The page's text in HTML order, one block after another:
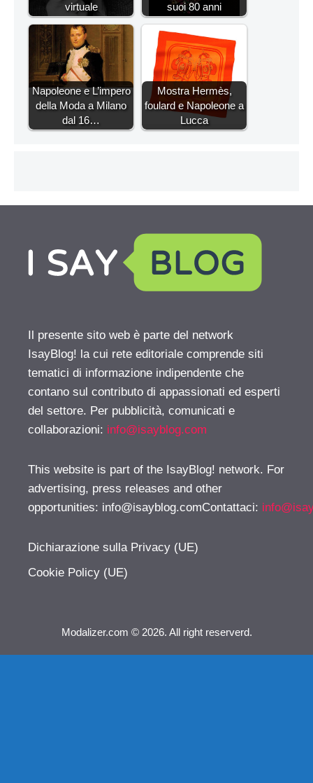
virtuale
suoi 80 anni
Napoleone e L’impero
della Moda a Milano
dal 16…
Mostra Hermès,
foulard e Napoleone a
Lucca
Il presente sito web è parte del network
IsayBlog! la cui rete editoriale comprende siti
tematici di informazione indipendente che
contano sul contributo di appassionati ed esperti
del settore. Per pubblicità, comunicati e
collaborazioni: info@isayblog.com
This website is part of the IsayBlog! network. For
advertising, press releases and other
opportunities: info@isayblog.comContattaci:
Dichiarazione sulla Privacy (UE)
Cookie Policy (UE)
Modalizer.com © 2026. All right reserverd.